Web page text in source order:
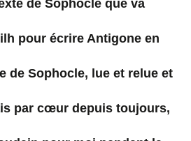
de Sophocle que va
pour écrire Antigone en
de Sophocle, lue et relue et
par cœur depuis toujours,